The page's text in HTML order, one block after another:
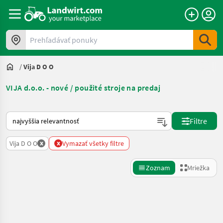
Prehľadávať ponuky
/Vija D O O
VIJA d.o.o. - nové / použité stroje na predaj
Takto sa vykonáva triedenie na Landwirt.com
Filtre
Vija D O O x x Vymazať všetky filtre
Zoznam Mriežka